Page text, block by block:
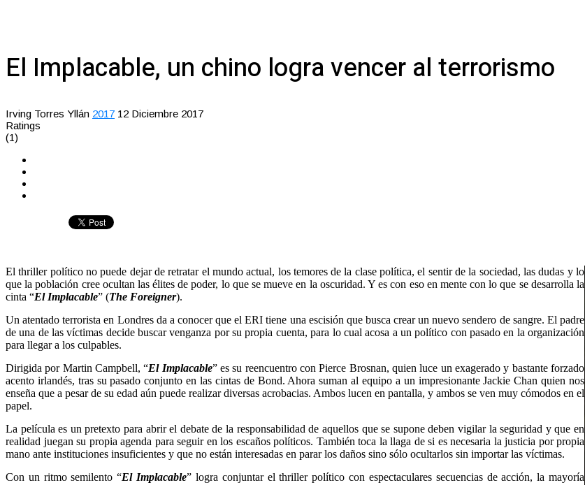
El Implacable, un chino logra vencer al terrorismo
Irving Torres Yllán 2017 12 Diciembre 2017
Ratings
(1)
El thriller político no puede dejar de retratar el mundo actual, los temores de la clase política, el sentir de la sociedad, las dudas y lo
que la población cree ocultan las élites de poder, lo que se mueve en la oscuridad. Y es con eso en mente con lo que se desarrolla la
cinta “El Implacable” (The Foreigner).
Un atentado terrorista en Londres da a conocer que el ERI tiene una escisión que busca crear un nuevo sendero de sangre. El padre
de una de las víctimas decide buscar venganza por su propia cuenta, para lo cual acosa a un político con pasado en la organización
para llegar a los culpables.
Dirigida por Martin Campbell, “El Implacable” es su reencuentro con Pierce Brosnan, quien luce un exagerado y bastante forzado
acento irlandés, tras su pasado conjunto en las cintas de Bond. Ahora suman al equipo a un impresionante Jackie Chan quien nos
enseña que a pesar de su edad aún puede realizar diversas acrobacias. Ambos lucen en pantalla, y ambos se ven muy cómodos en el
papel.
La película es un pretexto para abrir el debate de la responsabilidad de aquellos que se supone deben vigilar la seguridad y que en
realidad juegan su propia agenda para seguir en los escaños políticos. También toca la llaga de si es necesaria la justicia por propia
mano ante instituciones insuficientes y que no están interesadas en parar los daños sino sólo ocultarlos sin importar las víctimas.
Con un ritmo semilento “El Implacable” logra conjuntar el thriller político con espectaculares secuencias de acción, la mayoría